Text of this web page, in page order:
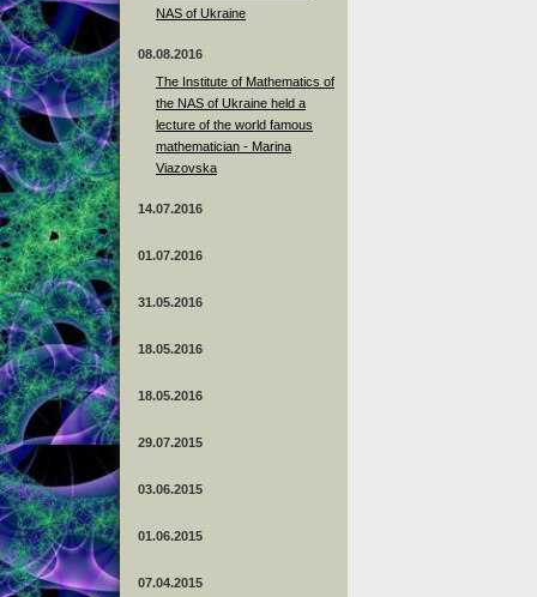
NAS of Ukraine
08.08.2016
The Institute of Mathematics of
the NAS of Ukraine held a
lecture of the world famous
mathematician - Marina
Viazovska
14.07.2016
01.07.2016
31.05.2016
18.05.2016
18.05.2016
29.07.2015
03.06.2015
01.06.2015
07.04.2015